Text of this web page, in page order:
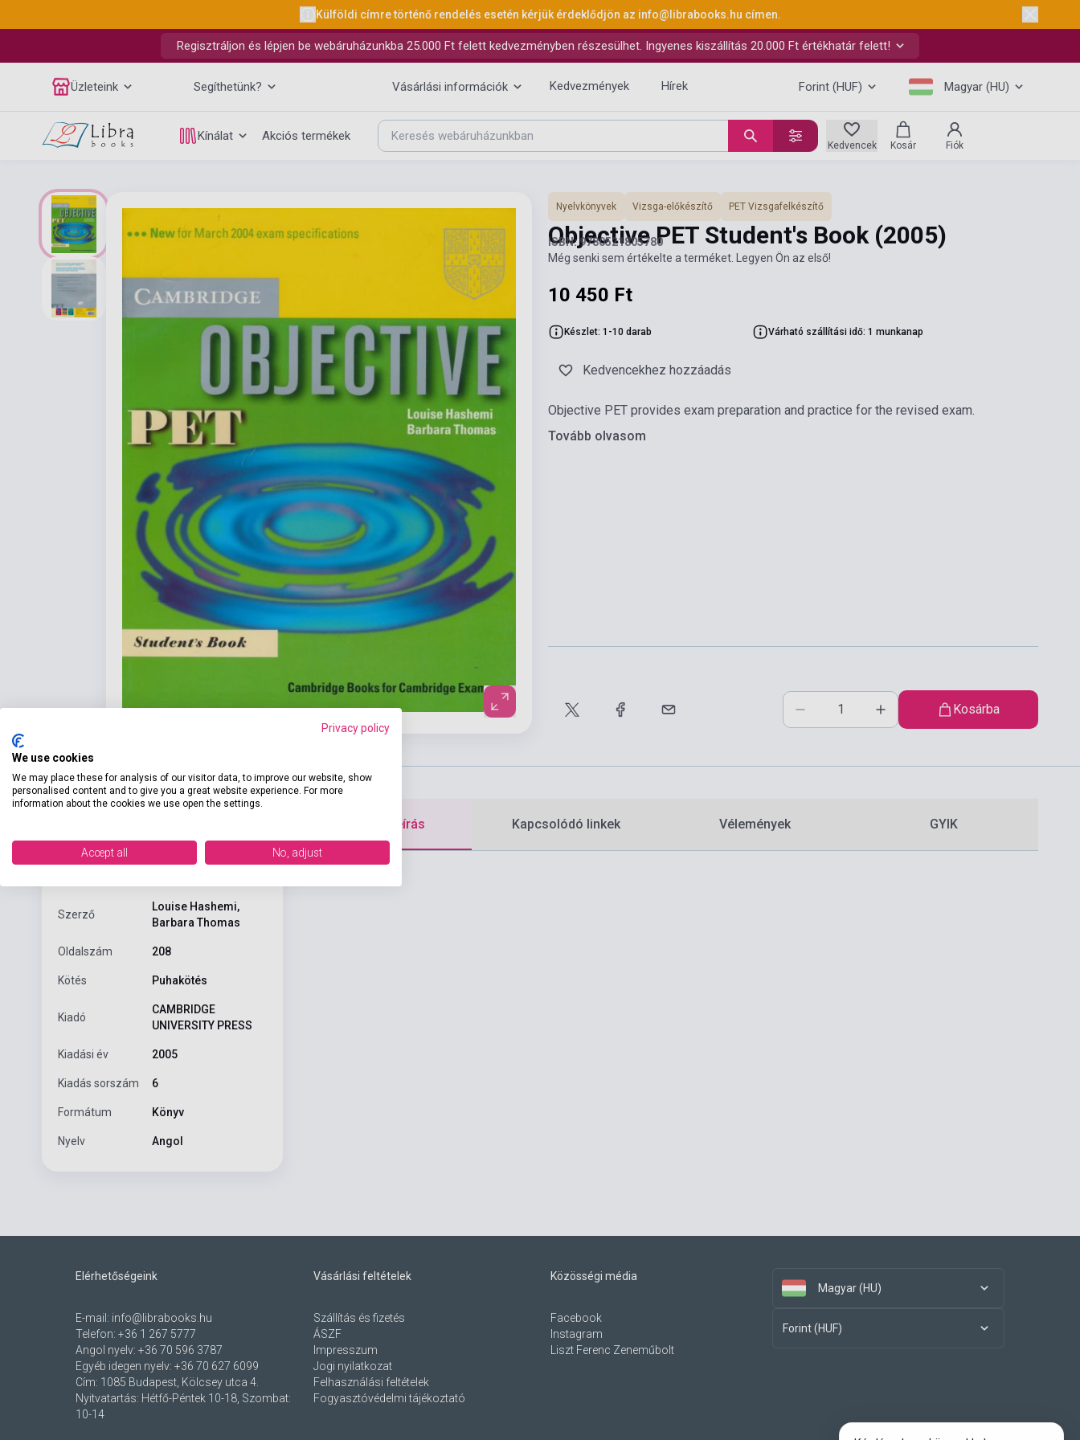
Külföldi címre történő rendelés esetén kérjük érdeklődjön az info@librabooks.hu címen.
Regisztráljon és lépjen be webáruházunkba 25.000 Ft felett kedvezményben részesülhet. Ingyenes kiszállítás 20.000 Ft értékhatár felett!
Üzleteink Segíthetünk? Vásárlási információk Kedvezmények Hírek Forint (HUF) Magyar (HU)
Kínálat Akciós termékek
Kedvencek Kosár Fiók
Nyelvkönyvek Vizsga-előkészítő PET Vizsgafelkészítő
Objective PET Student's Book (2005)
ISBN: 9780521805780
Még senki sem értékelte a terméket. Legyen Ön az első!
10 450 Ft
Készlet: 1-10 darab Várható szállítási idő: 1 munkanap
Kedvencekhez hozzáadás
Objective PET provides exam preparation and practice for the revised exam.
Tovább olvasom
Kosárba
Szerző
Louise Hashemi,
Barbara Thomas
Oldalszám 208
Kötés Puhakötés
Kiadó
CAMBRIDGE
UNIVERSITY PRESS
Kiadási év 2005
Kiadás sorszám 6
Formátum Könyv
Nyelv Angol
Részletes leírás Kapcsolódó linkek Vélemények GYIK
Elérhetőségeink
E-mail: info@librabooks.hu
Telefon: +36 1 267 5777
Angol nyelv: +36 70 596 3787
Egyéb idegen nyelv: +36 70 627 6099
Cím: 1085 Budapest, Kölcsey utca 4.
Nyitvatartás: Hétfő-Péntek 10-18, Szombat:
10-14
Vásárlási feltételek
Szállítás és fizetés
ÁSZF
Impresszum
Jogi nyilatkozat
Felhasználási feltételek
Fogyasztóvédelmi tájékoztató
Közösségi média
Facebook
Instagram
Liszt Ferenc Zeneműbolt
Magyar (HU)
Forint (HUF)
Privacy policy
We use cookies
We may place these for analysis of our visitor data, to improve our website, show
personalised content and to give you a great website experience. For more
information about the cookies we use open the settings.
Accept all No, adjust